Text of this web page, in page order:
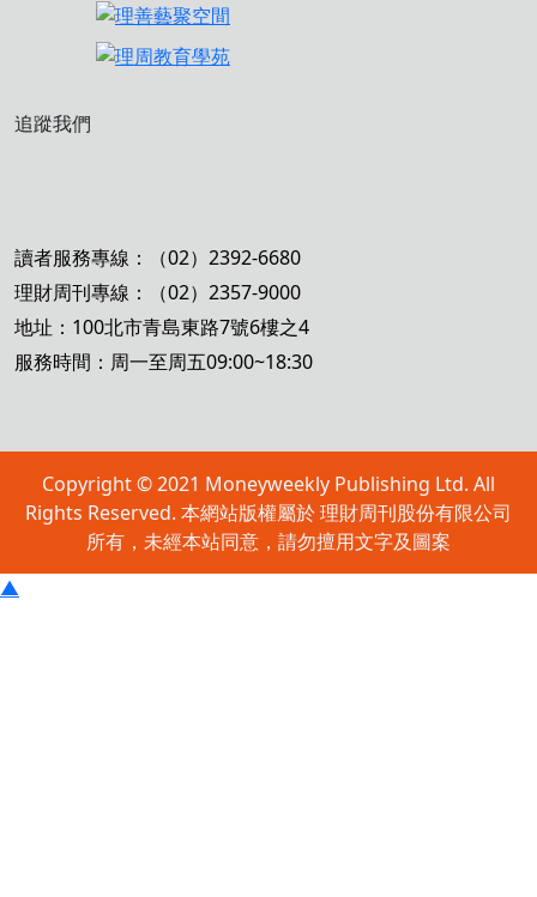
追蹤我們
讀者服務專線：（02）2392-6680
理財周刊專線：（02）2357-9000
地址：100北市青島東路7號6樓之4
服務時間：周一至周五09:00~18:30
Copyright © 2021 Moneyweekly Publishing Ltd. All
Rights Reserved. 本網站版權屬於 理財周刊股份有限公司
所有，未經本站同意，請勿擅用文字及圖案
▲